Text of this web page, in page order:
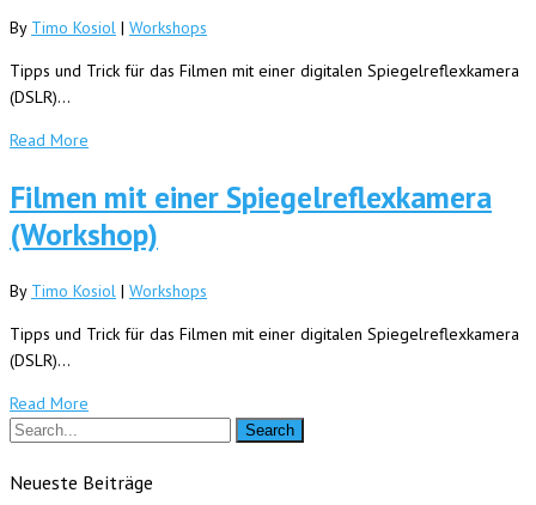
By Timo Kosiol | Workshops
Tipps und Trick für das Filmen mit einer digitalen Spiegelreflexkamera
(DSLR)…
Read More
Filmen mit einer Spiegelreflexkamera
(Workshop)
By Timo Kosiol | Workshops
Tipps und Trick für das Filmen mit einer digitalen Spiegelreflexkamera
(DSLR)…
Read More
Neueste Beiträge